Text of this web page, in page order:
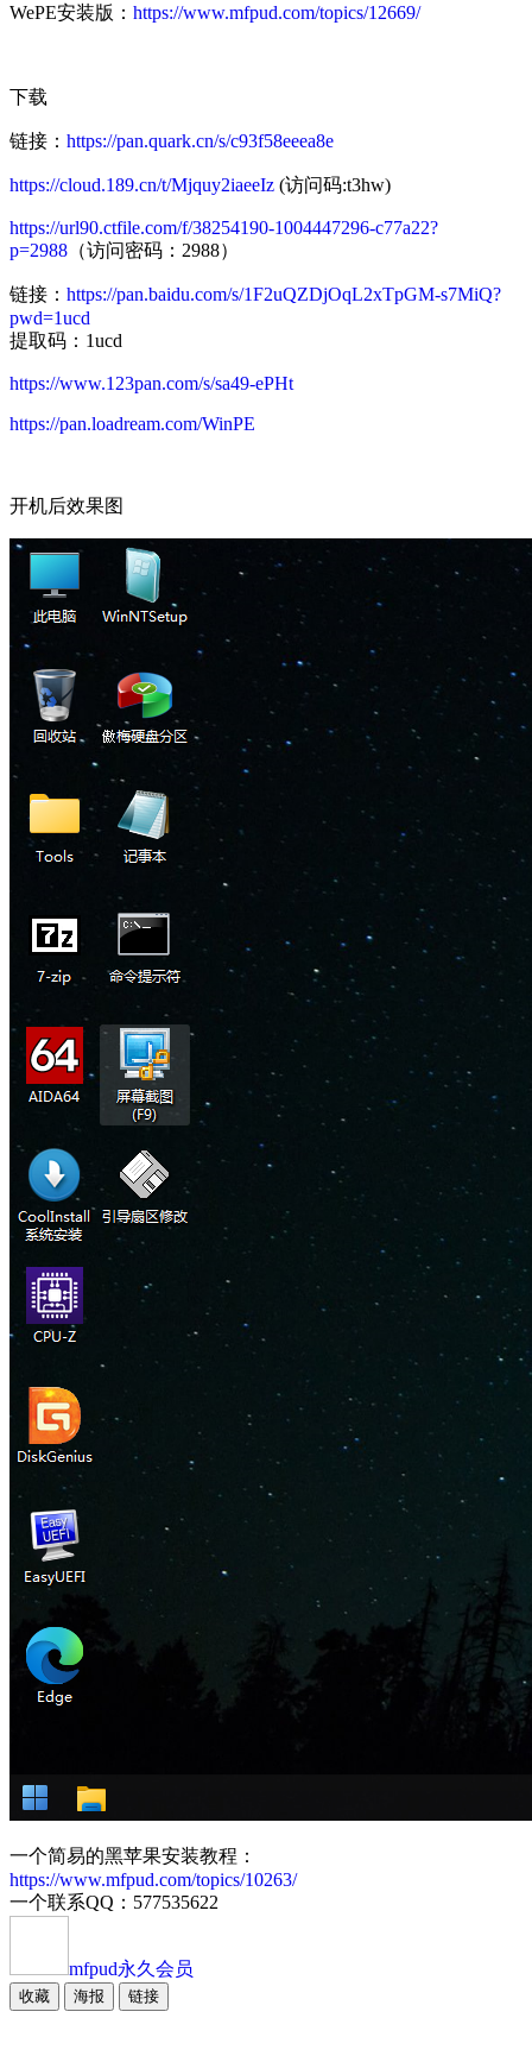
WePE安装版： https://www.mfpud.com/topics/12669/
下载
链接： https://pan.quark.cn/s/c93f58eeea8e
https://cloud.189.cn/t/Mjquy2iaeeIz (访问码:t3hw)
https://url90.ctfile.com/f/38254190-1004447296-c77a22?
p=2988 （访问密码：2988）
链接： https://pan.baidu.com/s/1F2uQZDjOqL2xTpGM-s7MiQ?
pwd=1ucd
提取码：1ucd
https://www.123pan.com/s/sa49-ePHt
https://pan.loadream.com/WinPE
开机后效果图
一个简易的黑苹果安装教程：
https://www.mfpud.com/topics/10263/
一个联系QQ：577535622
mfpud永久会员
收藏 海报 链接